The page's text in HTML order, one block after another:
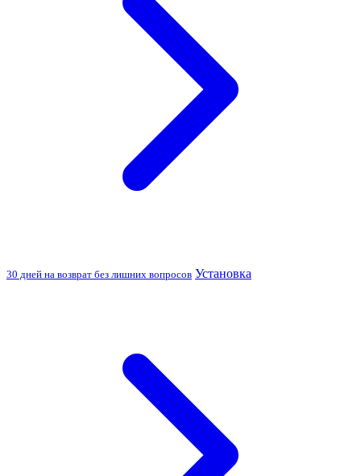
30 дней на возврат без лишних вопросов Установка